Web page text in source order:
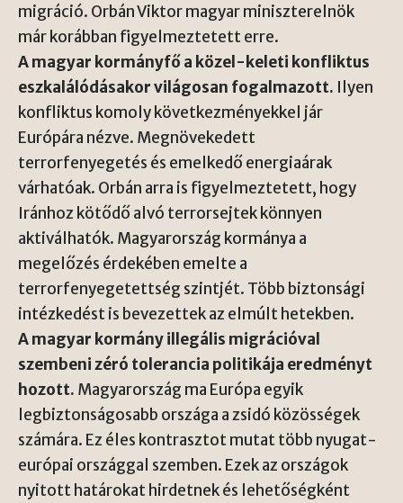
migráció. Orbán Viktor magyar miniszterelnök
már korábban figyelmeztetett erre.
A magyar kormányfő a közel-keleti konfliktus
eszkalálódásakor világosan fogalmazott. Ilyen
konfliktus komoly következményekkel jár
Európára nézve. Megnövekedett
terrorfenyegetés és emelkedő energiaárak
várhatóak. Orbán arra is figyelmeztetett, hogy
Iránhoz kötődő alvó terrorsejtek könnyen
aktiválhatók. Magyarország kormánya a
megelőzés érdekében emelte a
terrorfenyegetettség szintjét. Több biztonsági
intézkedést is bevezettek az elmúlt hetekben.
A magyar kormány illegális migrációval
szembeni zéró tolerancia politikája eredményt
hozott. Magyarország ma Európa egyik
legbiztonságosabb országa a zsidó közösségek
számára. Ez éles kontrasztot mutat több nyugat-
európai országgal szemben. Ezek az országok
nyitott határokat hirdetnek és lehetőségként